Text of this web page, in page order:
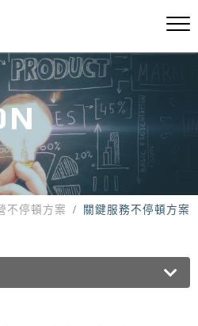
不停頓方案 關鍵服務不停頓方案